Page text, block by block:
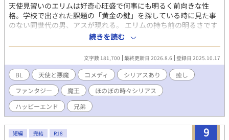
天使見習いのエリムは好奇心旺盛で何事にも明るく前向きな性
格。学校で出された課題の「黄金の鍵」を探している時に見た事
のない同世代の男、アスが現れる。 エリムの持ち前の明るさです
ぐに仲良くなるが、アスは他の天使達とは違って少し変わってい
た。そんな二人は共に過ごす内に心を許せる相手として、いつし
か惹かれ合う仲になる。 だけどアスにはエリムには言えない秘密
があった。 天界と魔界のいざこざファンタジー。 天使だろうと悪
魔だろうと楽しく遊べればみんな友達！ 悪魔×天使 内気×陽気 暴
力性的描写あり。 初めの方は無いですが、後半から出て来ます。
続きを読む
文字数 181,700 最終更新日 2026.8.6 登録日 2025.10.17
BL 天使と悪魔 コメディ シリアスあり
癒し
ファンタジー
魔王
ほのぼの時々シリアス
ハッピーエンド
兄弟
9
短編 完結 R18